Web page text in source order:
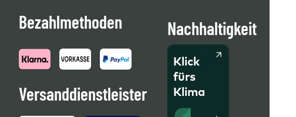
Bezahlmethoden
Versanddienstleister
Nachhaltigkeit
Klick
fürs
Klima